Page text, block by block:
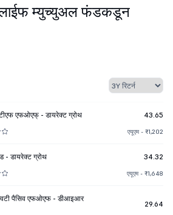
लाईफ म्युच्युअल फंडकडून
एफओएफ् - डायरेक्ट ग्रोथ 43.65
एयूएम - ₹1,202
- डायरेक्ट ग्रोथ 34.32
एयूएम - ₹1,648
पैसिव एफओएफ - डीआइआर
29.64